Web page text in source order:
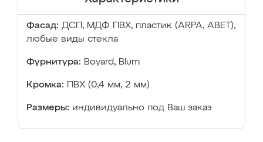
Фасад: ДСП, МДФ ПВХ, пластик (ARPA, ABET),
любые виды стекла
Фурнитура: Boyard, Blum
Кромка: ПВХ (0,4 мм, 2 мм)
Размеры: индивидуально под Ваш заказ